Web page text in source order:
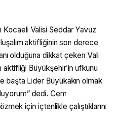
Kocaeli Valisi Seddar Yavuz
aktifliğinin son derece
olduğuna dikkat çeken Vali
aktifliği Büyükşehir’in ufkunu
başta Lider Büyükakın olmak
dedi. Cem
için içtenlikle çalıştıklarını